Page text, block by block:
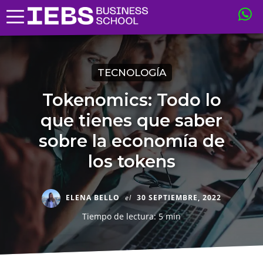
TECNOLOGÍA
Tokenomics: Todo lo
que tienes que saber
sobre la economía de
los tokens
ELENA BELLO el 30 SEPTIEMBRE, 2022
Tiempo de lectura: 5 min